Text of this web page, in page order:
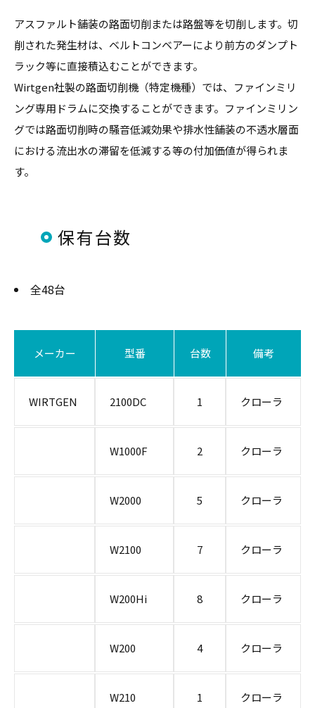
アスファルト舗装の路面切削または路盤等を切削します。切
削された発生材は、ベルトコンベアーにより前方のダンプト
ラック等に直接積込むことができます。
Wirtgen社製の路面切削機（特定機種）では、ファインミリ
ング専用ドラムに交換することができます。ファインミリン
グでは路面切削時の騒音低減効果や排水性舗装の不透水層面
における流出水の滞留を低減する等の付加価値が得られま
す。
保有台数
全48台
メーカー 型番 台数 備考
WIRTGEN 2100DC 1 クローラ
W1000F 2 クローラ
W2000 5 クローラ
W2100 7 クローラ
W200Hi 8 クローラ
W200 4 クローラ
W210 1 クローラ